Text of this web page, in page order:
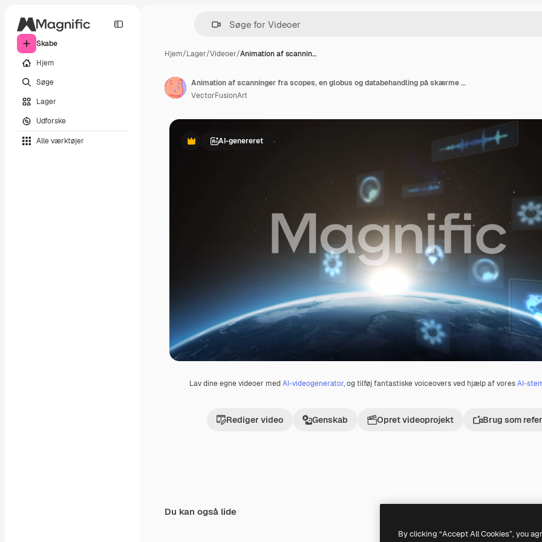
Skabe
Hjem
Søge
Lager
Udforske
Alle værktøjer
Hjem/Lager/Videoer/Animation af scannin…
PræmieAI-genereret
Lav dine egne videoer medAI-videogenerator, og tilføj fantastiske voiceovers ved hjælp af voresAI-
Rediger video Genskab Opret videoprojekt Brug som
Animation af scanninger fra scopes, en globus og databehandling på skærme over en globus med en glødende horisont.
VectorFusionArt
Du kan også lide
By clicking “Accept All Cookies”, you